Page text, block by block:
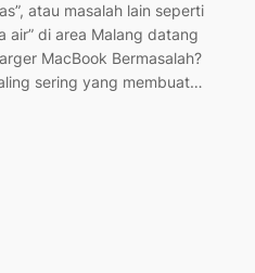
atau masalah lain seperti
air” di area Malang datang
MacBook Bermasalah?
sering yang membuat…